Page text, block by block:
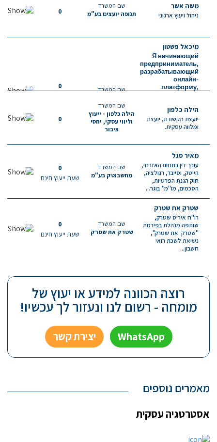
משה אשר
ניהול ויעוץ ארגוני
שם המשרד
תנופה יועצים בע"מ
0
מיכאל פשטון
Я начинающий
предприниматель,
разрабатывающий
онлайн-
платформу,
клиентов и
специалистов в
различных
שם המשרד
0
הילה כלפון
יועצת תקשורת, יועצת
ומלווה עסקית.
שם המשרד
הילה כלפון - ייעוץ
וליווי עסקי, יחסי
ציבור
0
מאיר סגל
עורך דין בתחום האזרחי,
הייטק, וסייבר, רגולציה,
חוק הגנת הפרטיות,
הסכמים, מו"מ* בוגר...
שם המשרד
מחשבוטק בע"מ
0
שעת ייעוץ חינם
שטרק את שטרק
רו"ח איריס שטרק,
שותפה מנהלת בפירמת
"שטרק את שטרק",
נשיאת לשכת רואי
חשבון...
שם המשרד
שטרק את שטרק
0
שעת ייעוץ חינם
רוצה הכוונה למידע או יעוץ של
מומחה - רשום לנו ונעזור לך עכשיו!
WhatsApp יצירת קשר
מאמרים נוספים
אסטרטגיה עסקית